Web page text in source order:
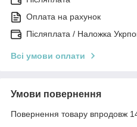
Оплата на рахунок
Післяплата / Наложка
Всі умови оплати
Умови повернення
Повернення товару впродовж